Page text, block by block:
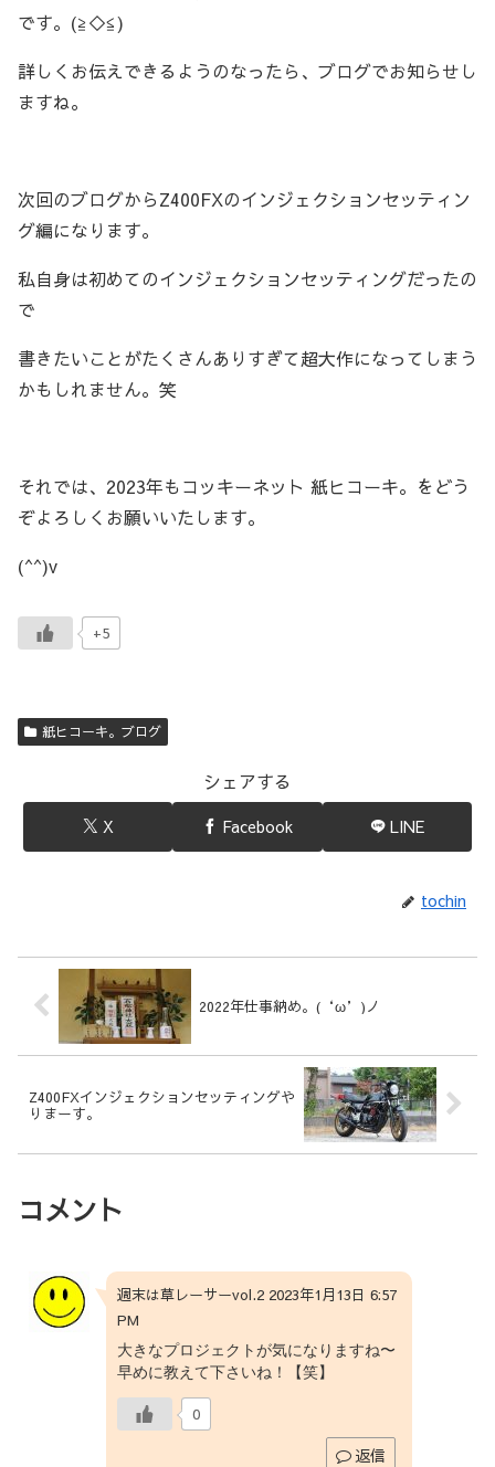
です。(≧◇≦)
詳しくお伝えできるようのなったら、ブログでお知らせし
ますね。
次回のブログからZ400FXのインジェクションセッティン
グ編になります。
私自身は初めてのインジェクションセッティングだったの
で
書きたいことがたくさんありすぎて超大作になってしまう
かもしれません。笑
それでは、2023年もコッキーネット 紙ヒコーキ。をどう
ぞよろしくお願いいたします。
(^^)v
+5
紙ヒコーキ。ブログ
シェアする
X Facebook LINE
tochin
2022年仕事納め。(‘ω’)ノ
Z400FXインジェクションセッティングや
りまーす。
コメント
週末は草レーサーvol.2 2023年1月13日 6:57
PM
大きなプロジェクトが気になりますね〜
早めに教えて下さいね！【笑】
0
返信